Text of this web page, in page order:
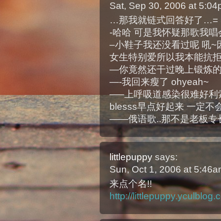
Sat, Sep 30, 2006 at
…那我就链式回答好了…=
-哈哈 可是我怀疑那歌我唱
–小鞋子我还没看过呢 吼~
女生特别爱所以我本能抗
—你竟然还干过晚上锻炼
—-我回来瘦了 ohyeah~
—–上呼吸道感染很难好利
blesss早点好起来 一定不
——俄语歌..那不是老板专
littlepuppy says:
Sun, Oct 1, 2006 at
来点个名!!
http://